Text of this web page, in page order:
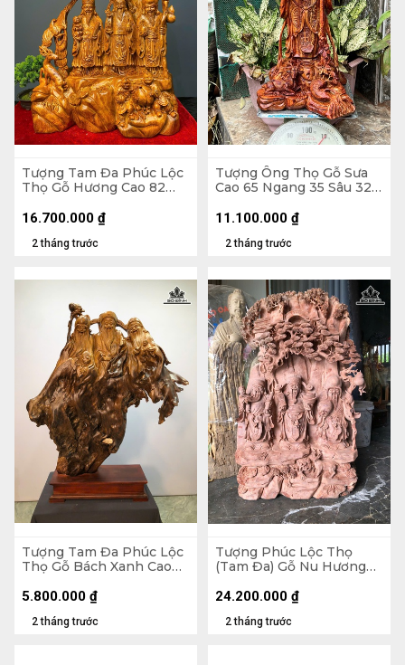
Tượng Tam Đa Phúc Lộc
Thọ Gỗ Hương Cao 82
2 tháng trước
16.700.000 ₫
Tượng Ông Thọ Gỗ Sưa
Cao 65 Ngang 35 Sâu 32
2 tháng trước
11.100.000 ₫
Tượng Tam Đa Phúc Lộc
Thọ Gỗ Bách Xanh Cao
2 tháng trước
5.800.000 ₫
Tượng Phúc Lộc Thọ
(Tam Đa) Gỗ Nu Hương
(cm)
2 tháng trước
24.200.000 ₫